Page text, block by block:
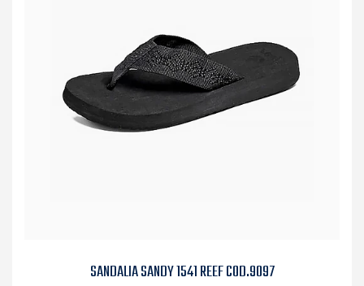
SANDALIA SANDY 1541 REEF COD.9097